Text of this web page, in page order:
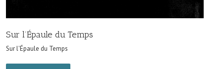
Sur l’Épaule du Temps
Sur l'Épaule du Temps